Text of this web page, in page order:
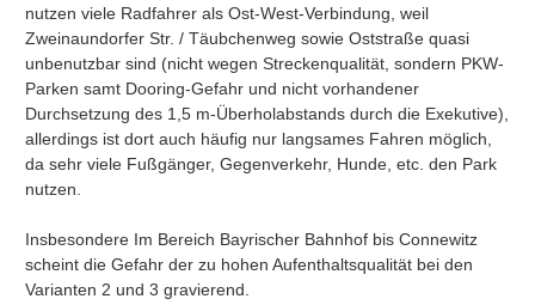
nutzen viele Radfahrer als Ost-West-Verbindung, weil
Zweinaundorfer Str. / Täubchenweg sowie Oststraße quasi
unbenutzbar sind (nicht wegen Streckenqualität, sondern PKW-
Parken samt Dooring-Gefahr und nicht vorhandener
Durchsetzung des 1,5 m-Überholabstands durch die Exekutive),
allerdings ist dort auch häufig nur langsames Fahren möglich,
da sehr viele Fußgänger, Gegenverkehr, Hunde, etc. den Park
nutzen.
Insbesondere Im Bereich Bayrischer Bahnhof bis Connewitz
scheint die Gefahr der zu hohen Aufenthaltsqualität bei den
Varianten 2 und 3 gravierend.